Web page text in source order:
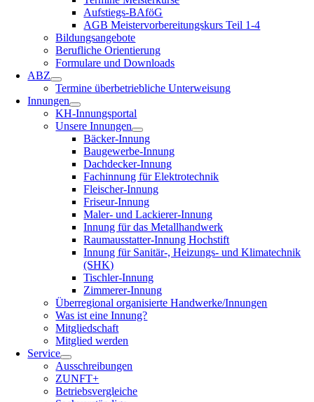
Aufstiegs-BAföG
AGB Meistervorbereitungskurs Teil 1-4
Bildungsangebote
Berufliche Orientierung
Formulare und Downloads
ABZ
Termine überbetriebliche Unterweisung
Innungen
KH-Innungsportal
Unsere Innungen
Bäcker-Innung
Baugewerbe-Innung
Dachdecker-Innung
Fachinnung für Elektrotechnik
Fleischer-Innung
Friseur-Innung
Maler- und Lackierer-Innung
Innung für das Metallhandwerk
Raumausstatter-Innung Hochstift
Innung für Sanitär-, Heizungs- und Klimatechnik
(SHK)
Tischler-Innung
Zimmerer-Innung
Überregional organisierte Handwerke/Innungen
Was ist eine Innung?
Mitgliedschaft
Mitglied werden
Service
Ausschreibungen
ZUNFT+
Betriebsvergleiche